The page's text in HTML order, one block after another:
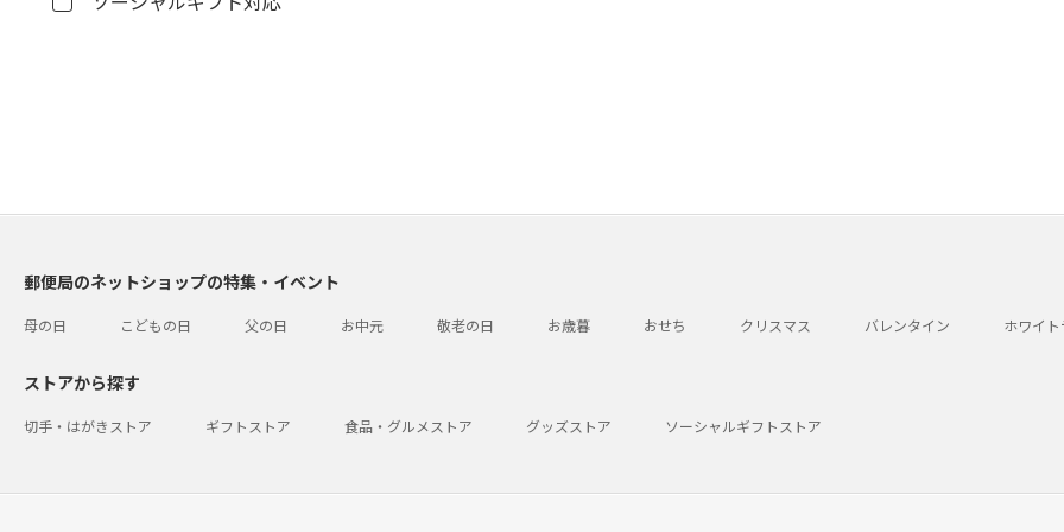
郵便局のネットショップの特集・イベント
母の日 こどもの日 父の日 お中元 敬老の日 お歳暮 おせち クリスマス バレンタイン ホワイ
ストアから探す
切手・はがきストア ギフトストア 食品・グルメストア グッズストア ソーシャルギフトストア